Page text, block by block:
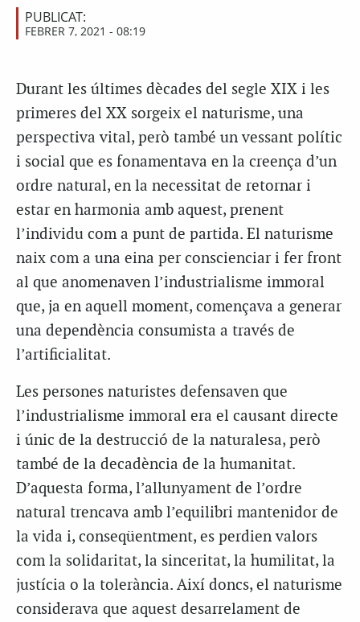
PUBLICAT:
FEBRER 7, 2021 - 08:19
Durant les últimes dècades del segle XIX i les
primeres del XX sorgeix el naturisme, una
perspectiva vital, però també un vessant polític
i social que es fonamentava en la creença d’un
ordre natural, en la necessitat de retornar i
estar en harmonia amb aquest, prenent
l’individu com a punt de partida. El naturisme
naix com a una eina per conscienciar i fer front
al que anomenaven l’industrialisme immoral
que, ja en aquell moment, començava a generar
una dependència consumista a través de
l’artificialitat.
Les persones naturistes defensaven que
l’industrialisme immoral era el causant directe
i únic de la destrucció de la naturalesa, però
també de la decadència de la humanitat.
D’aquesta forma, l’allunyament de l’ordre
natural trencava amb l’equilibri mantenidor de
la vida i, conseqüentment, es perdien valors
com la solidaritat, la sinceritat, la humilitat, la
justícia o la tolerància. Així doncs, el naturisme
considerava que aquest desarrelament de